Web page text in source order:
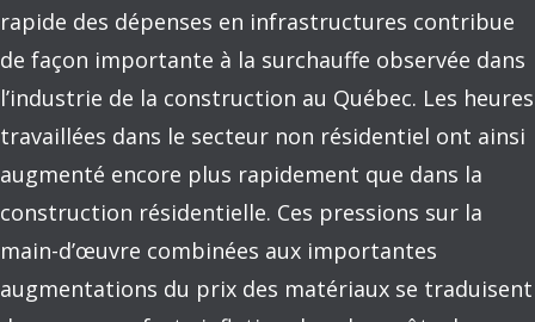
rapide des dépenses en infrastructures contribue
de façon importante à la surchauffe observée dans
l’industrie de la construction au Québec. Les heures
travaillées dans le secteur non résidentiel ont ainsi
augmenté encore plus rapidement que dans la
construction résidentielle. Ces pressions sur la
main-d’œuvre combinées aux importantes
augmentations du prix des matériaux se traduisent